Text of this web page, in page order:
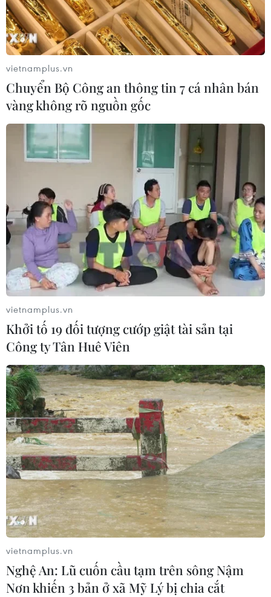
vietnamplus.vn
Chuyển Bộ Công an thông tin 7 cá nhân bán
vàng không rõ nguồn gốc
vietnamplus.vn
Khởi tố 19 đối tượng cướp giật tài sản tại
Công ty Tân Huê Viên
vietnamplus.vn
Nghệ An: Lũ cuốn cầu tạm trên sông Nậm
Nơn khiến 3 bản ở xã Mỹ Lý bị chia cắt